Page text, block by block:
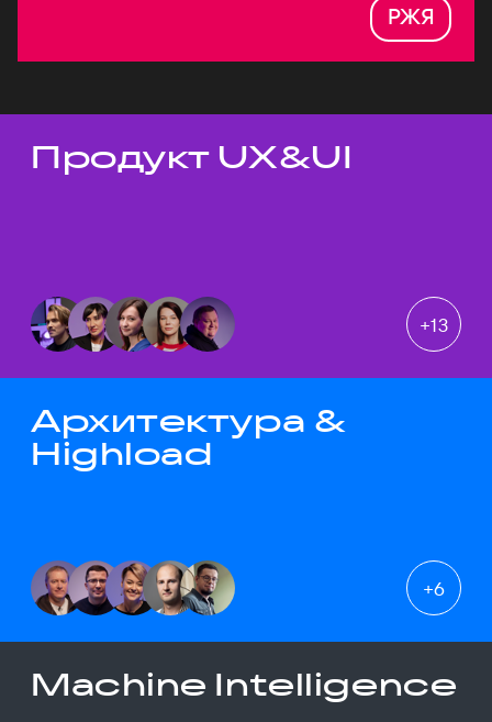
РЖЯ
Темы докладов
Продукт UX&UI
+13
Архитектура &
Highload
+6
Machine Intelligence